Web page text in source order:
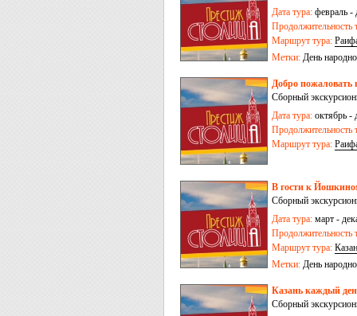
Дата тура: февраль -
Продолжительность
Маршрут тура:
Метки: День
Добро пожаловать
Сборный
Дата тура: октябрь -
Продолжительность
Маршрут тура:
В гости к
Сборный
Дата тура: март -
Продолжительность
Маршрут тура:
Метки: День
Казань каждый
Сборный